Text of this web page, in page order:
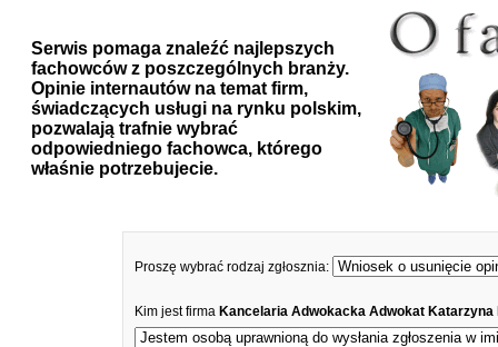
Serwis pomaga znaleźć najlepszych
fachowców z poszczególnych branży.
Opinie internautów na temat firm,
świadczących usługi na rynku polskim,
pozwalają trafnie wybrać
odpowiedniego fachowca, którego
właśnie potrzebujecie.
Proszę wybrać rodzaj zgłosznia:
Kim jest firma Kancelaria Adwokacka Adwokat Katarzyna